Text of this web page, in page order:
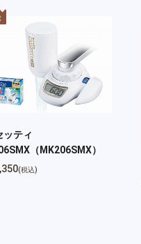
ッティ
（MK206SMX）
(税込)